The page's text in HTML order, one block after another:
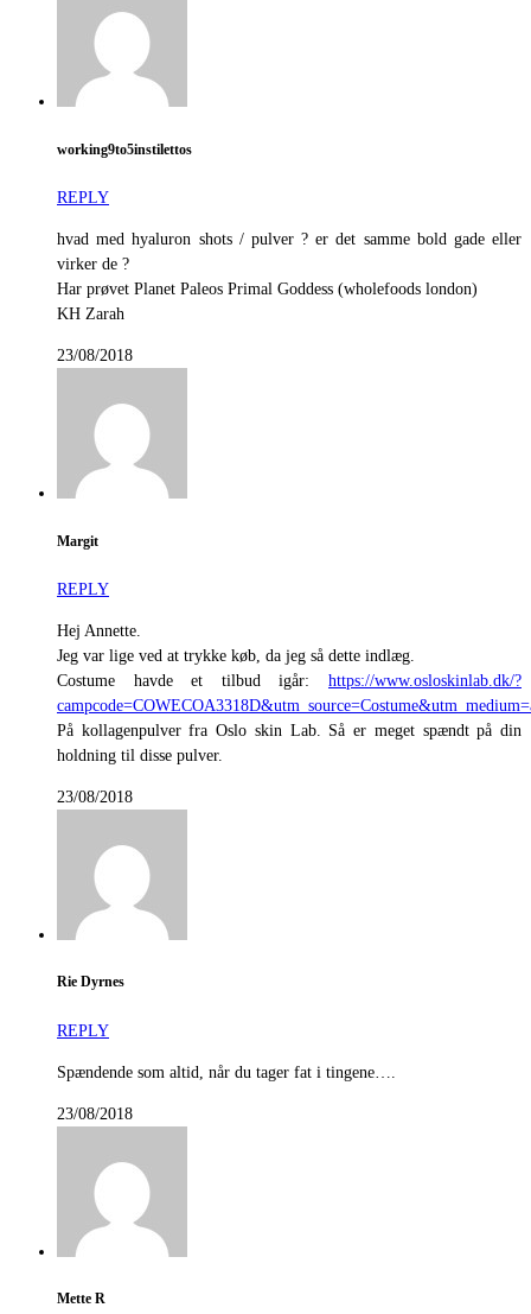
working9to5instilettos
REPLY
hvad med hyaluron shots / pulver ? er det samme bold gade eller
virker de ?
Har prøvet Planet Paleos Primal Goddess (wholefoods london)
KH Zarah
23/08/2018
Margit
REPLY
Hej Annette.
Jeg var lige ved at trykke køb, da jeg så dette indlæg.
Costume havde et tilbud igår: https://www.osloskinlab.dk/?
På kollagenpulver fra Oslo skin Lab. Så er meget spændt på din
holdning til disse pulver.
23/08/2018
Rie Dyrnes
REPLY
Spændende som altid, når du tager fat i tingene….
23/08/2018
Mette R